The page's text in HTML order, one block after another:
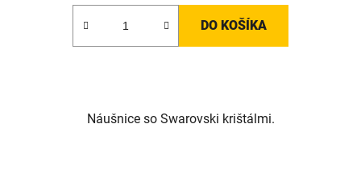
DO KOŠÍKA
Náušnice so Swarovski krištálmi.